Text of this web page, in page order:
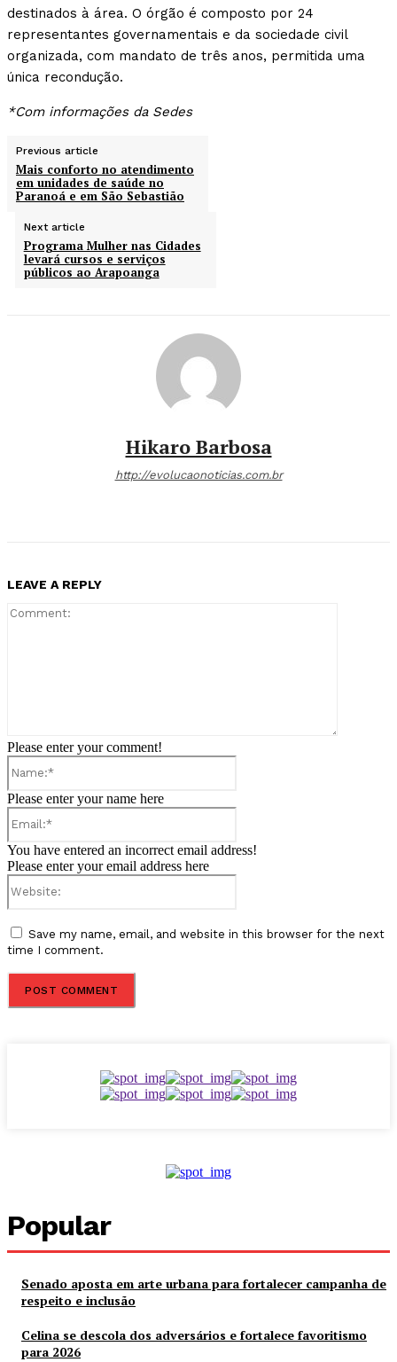
destinados à área. O órgão é composto por 24
representantes governamentais e da sociedade civil
organizada, com mandato de três anos, permitida uma
única recondução.
*Com informações da Sedes
Previous article
Mais conforto no atendimento
em unidades de saúde no
Paranoá e em São Sebastião
Next article
Programa Mulher nas Cidades
levará cursos e serviços
públicos ao Arapoanga
Hikaro Barbosa
http://evolucaonoticias.com.br
LEAVE A REPLY
Please enter your comment!
Please enter your name here
You have entered an incorrect email address!
Please enter your email address here
Save my name, email, and website in this browser for the next
time I comment.
Popular
Senado aposta em arte urbana para fortalecer campanha de
respeito e inclusão
Celina se descola dos adversários e fortalece favoritismo
para 2026